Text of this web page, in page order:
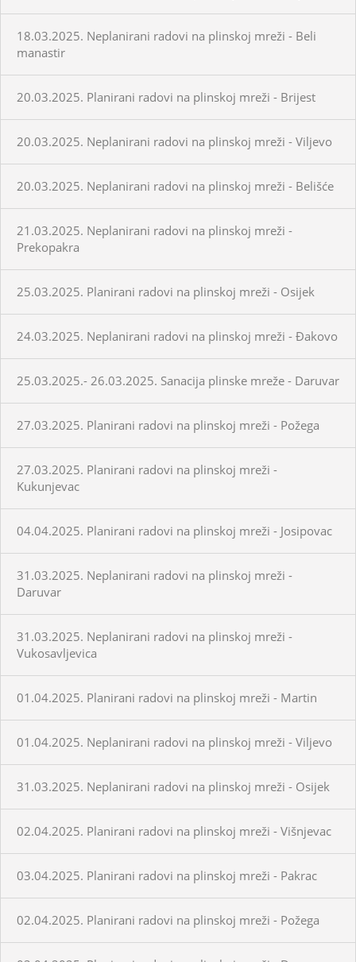
18.03.2025. Neplanirani radovi na plinskoj mreži - Beli
manastir
20.03.2025. Planirani radovi na plinskoj mreži - Brijest
20.03.2025. Neplanirani radovi na plinskoj mreži - Viljevo
20.03.2025. Neplanirani radovi na plinskoj mreži - Belišće
21.03.2025. Neplanirani radovi na plinskoj mreži -
Prekopakra
25.03.2025. Planirani radovi na plinskoj mreži - Osijek
24.03.2025. Neplanirani radovi na plinskoj mreži - Đakovo
25.03.2025.- 26.03.2025. Sanacija plinske mreže - Daruvar
27.03.2025. Planirani radovi na plinskoj mreži - Požega
27.03.2025. Planirani radovi na plinskoj mreži -
Kukunjevac
04.04.2025. Planirani radovi na plinskoj mreži - Josipovac
31.03.2025. Neplanirani radovi na plinskoj mreži -
Daruvar
31.03.2025. Neplanirani radovi na plinskoj mreži -
Vukosavljevica
01.04.2025. Planirani radovi na plinskoj mreži - Martin
01.04.2025. Neplanirani radovi na plinskoj mreži - Viljevo
31.03.2025. Neplanirani radovi na plinskoj mreži - Osijek
02.04.2025. Planirani radovi na plinskoj mreži - Višnjevac
03.04.2025. Planirani radovi na plinskoj mreži - Pakrac
02.04.2025. Planirani radovi na plinskoj mreži - Požega